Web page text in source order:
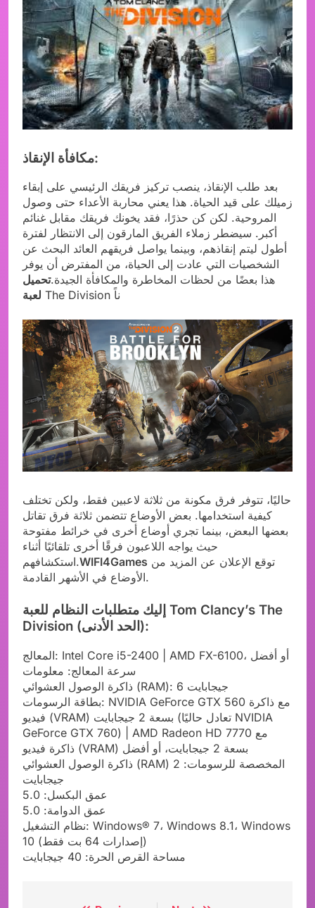
مكافأة الإنقاذ:
بعد طلب الإنقاذ، ينصب تركيز فريقك الرئيسي على إبقاء
زميلك على قيد الحياة. هذا يعني محاربة الأعداء حتى وصول
المروحية. لكن كن حذرًا، فقد يخونك فريقك مقابل غنائم
أكبر. سيضطر زملاء الفريق المارقون إلى الانتظار لفترة
أطول ليتم إنقاذهم، وبينما يواصل فريقهم العائد البحث عن
الشخصيات التي عادت إلى الحياة، من المفترض أن يوفر
هذا بعضًا من لحظات المخاطرة والمكافأة الجيدة.تحميل
لعبة
The Division ناً
حاليًا، تتوفر فرق مكونة من ثلاثة لاعبين فقط، ولكن تختلف
كيفية استخدامها. بعض الأوضاع تتضمن ثلاثة فرق تقاتل
بعضها البعض، بينما تجري أوضاع أخرى في خرائط مفتوحة
حيث يواجه اللاعبون فرقًا أخرى تلقائيًا أثناء
استكشافهم.WIFI4Games
الأوضاع في الأشهر القادمة.
إليك متطلبات النظام للعبة Tom Clancy’s The
Division (الحد الأدنى):
المعالج: Intel Core i5-2400 | AMD FX-6100، أو أفضل
سرعة المعالج: معلومات
ذاكرة الوصول العشوائي (RAM): 6 جيجابايت
بطاقة الرسومات: NVIDIA GeForce GTX 560 مع ذاكرة
فيديو (VRAM) بسعة 2 جيجابايت (تعادل حاليًا NVIDIA
GeForce GTX 760) | AMD Radeon HD 7770 مع
ذاكرة فيديو (VRAM) بسعة 2 جيجابايت، أو أفضل
ذاكرة الوصول العشوائي (RAM) المخصصة للرسومات: 2
جيجابايت
عمق البكسل: 5.0
عمق الدوامة: 5.0
نظام التشغيل: Windows® 7، Windows 8.1، Windows
10 (إصدارات 64 بت فقط)
مساحة القرص الحرة: 40 جيجابايت